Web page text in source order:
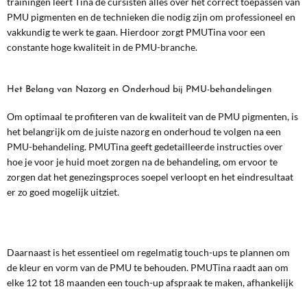
PMU pigmenten en de technieken die nodig zijn om professioneel en
vakkundig te werk te gaan. Hierdoor zorgt PMUTina voor een
constante hoge kwaliteit in de PMU-branche.
Het Belang van Nazorg en Onderhoud bij PMU-behandelingen
Om optimaal te profiteren van de kwaliteit van de PMU pigmenten, is
het belangrijk om de juiste nazorg en onderhoud te volgen na een
PMU-behandeling. PMUTina geeft gedetailleerde instructies over
hoe je voor je huid moet zorgen na de behandeling, om ervoor te
zorgen dat het genezingsproces soepel verloopt en het eindresultaat
er zo goed mogelijk uitziet.
Daarnaast is het essentieel om regelmatig touch-ups te plannen om
de kleur en vorm van de PMU te behouden. PMUTina raadt aan om
elke 12 tot 18 maanden een touch-up afspraak te maken, afhankelijk